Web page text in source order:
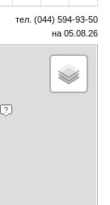
тел. (044) 594-93-50
на 05.08.26